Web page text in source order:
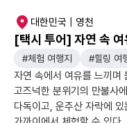
대한민국 | 영천
[택시 투어] 자연 속 여
#체험 여행지 #힐링 여
자연 속에서 여유를 느끼며
고즈넉한 분위기의 만불사
다독이고, 운주산 자락에